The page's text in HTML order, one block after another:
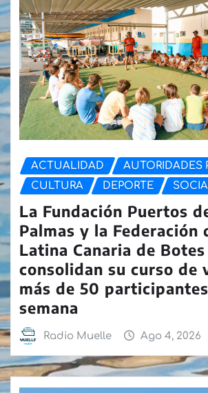
ACTUALIDAD
AUTORIDADES
CULTURA
DEPORTE
La Fundación Puertos
Palmas y la Federación
Latina Canaria de Botes
consolidan su curso de
más de 50
semana
Radio Muelle Ago 4, 2026